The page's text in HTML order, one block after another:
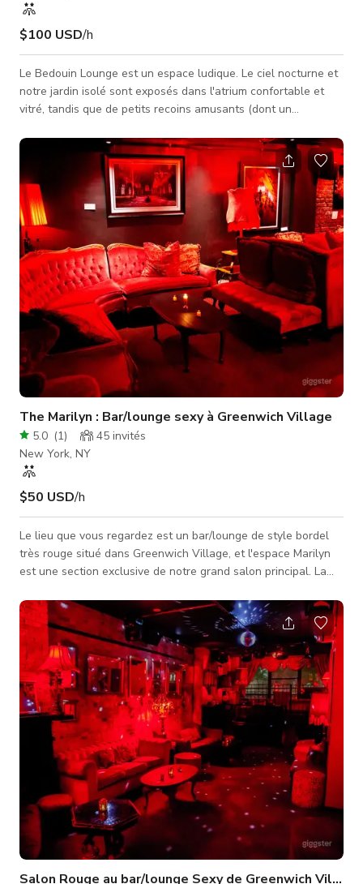
$100 USD/h
Le Bedouin Lounge est un espace ludique. Le ciel nocturne et
notre jardin isolé sont exposés dans l'atrium confortable et
vitré, tandis que de petits recoins amusants (dont un
dans une étreinte de velours. Cet espace peut accueillir
jusqu'à 60 personnes.
The Marilyn : Bar/lounge sexy à Greenwich Village
5.0 (1) 45 invités
New York, NY
$50 USD/h
Le lieu que vous regardez est un bar/lounge de style bordel
très rouge situé dans Greenwich Village, et l'espace Marilyn
est une section exclusive de notre grand salon principal. La
personnes et comprend deux ensembles de canapés, chaises,
bancs et tables à cocktails. L'accès au jardin est facile (ouvert
toute l'année et chauffé pendant les mois plus frais) et un
service de cocktails est disponible. Les réservations de table c
Salon Rouge au bar/lounge Sexy de Greenwich Village